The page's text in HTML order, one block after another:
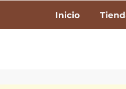
Inicio